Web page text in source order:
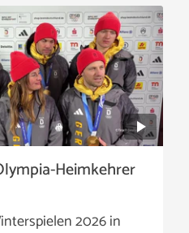
Heimkehrer
2026 in